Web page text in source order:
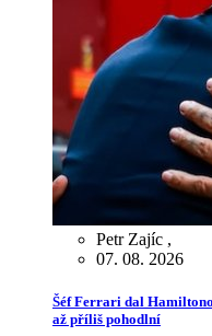
Petr Zajíc ,
07. 08. 2026
Šéf Ferrari dal
až příliš pohodlní